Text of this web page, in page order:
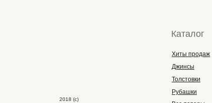
2018 (с)
Каталог
Хиты продаж
Джинсы
Толстовки
Рубашки